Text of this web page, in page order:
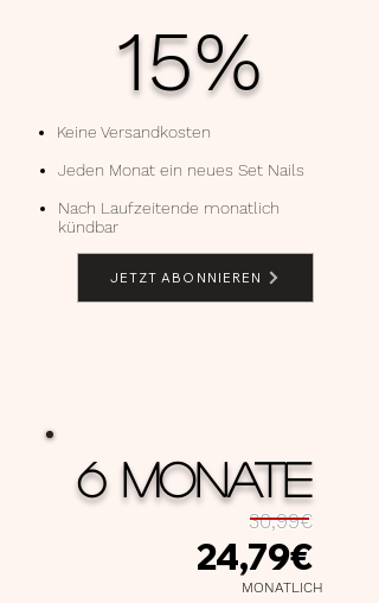
15%
Keine Versandkosten
Jeden Monat ein neues Set Nails
Nach Laufzeitende monatlich
kündbar
JETZT ABONNIEREN
6 MONATE
30,99€
24,79€
MONATLICH